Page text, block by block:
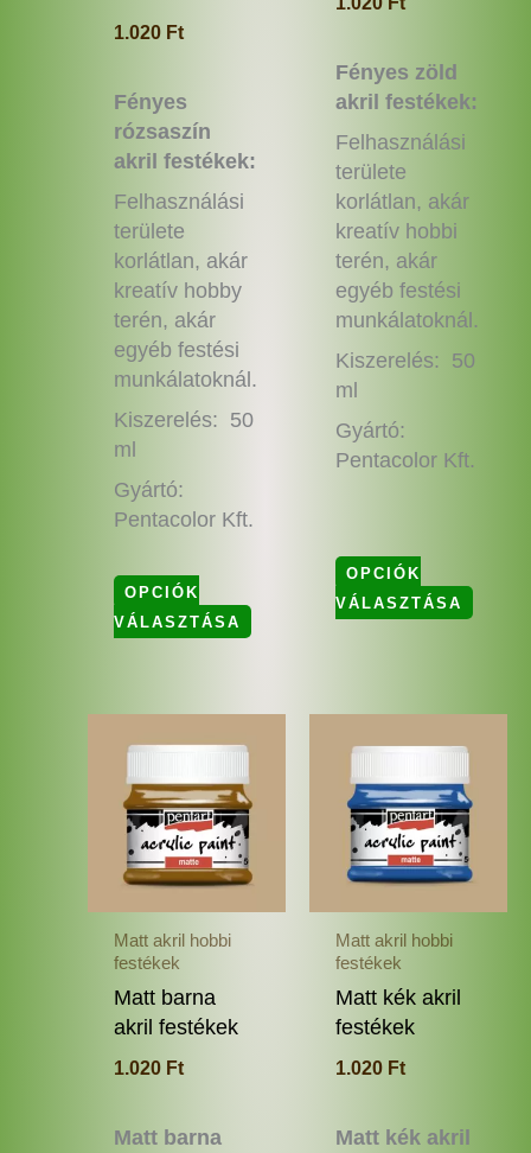
1.020 Ft
Fényes
rózsaszín
akril festékek:
Felhasználási
területe
korlátlan, akár
kreatív hobby
terén, akár
egyéb festési
munkálatoknál.
Kiszerelés: 50
ml
Gyártó:
Pentacolor Kft.
OPCIÓK
VÁLASZTÁSA
Fényes zöld
akril festékek:
Felhasználási
területe
korlátlan, akár
kreatív hobbi
terén, akár
egyéb festési
munkálatoknál.
Kiszerelés: 50
ml
Gyártó:
Pentacolor Kft.
OPCIÓK
VÁLASZTÁSA
Matt akril hobbi
festékek
Matt barna
akril festékek
1.020 Ft
Matt barna
terméknek
több
van.
változatok
termékoldalon
választhatók
Matt akril hobbi
festékek
Matt kék akril
festékek
1.020 Ft
Matt kék akril
van.